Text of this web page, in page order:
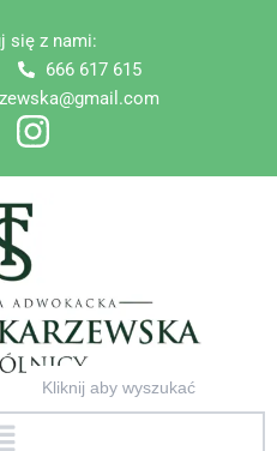
się z nami:
666 617 615
Search
for: